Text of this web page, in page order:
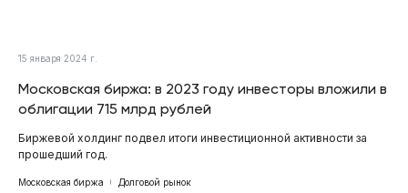
15 января 2024 г.
Московская биржа: в 2023 году инвесторы вложили в
облигации 715 млрд рублей
Биржевой холдинг подвел итоги инвестиционной активности за
прошедший год.
Московская биржа Долговой рынок